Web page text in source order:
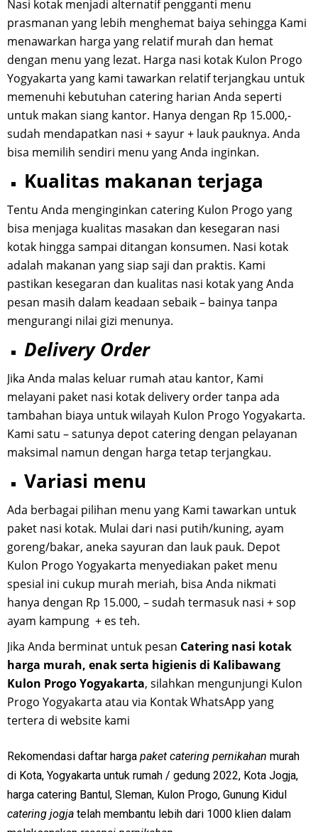
Nasi kotak menjadi alternatif pengganti menu
prasmanan yang lebih menghemat baiya sehingga Kami
menawarkan harga yang relatif murah dan hemat
dengan menu yang lezat. Harga nasi kotak Kulon Progo
Yogyakarta yang kami tawarkan relatif terjangkau untuk
memenuhi kebutuhan catering harian Anda seperti
untuk makan siang kantor. Hanya dengan Rp 15.000,-
sudah mendapatkan nasi + sayur + lauk pauknya. Anda
bisa memilih sendiri menu yang Anda inginkan.
Kualitas makanan terjaga
Tentu Anda menginginkan catering Kulon Progo yang
bisa menjaga kualitas masakan dan kesegaran nasi
kotak hingga sampai ditangan konsumen. Nasi kotak
adalah makanan yang siap saji dan praktis. Kami
pastikan kesegaran dan kualitas nasi kotak yang Anda
pesan masih dalam keadaan sebaik – bainya tanpa
mengurangi nilai gizi menunya.
Delivery Order
Jika Anda malas keluar rumah atau kantor, Kami
melayani paket nasi kotak delivery order tanpa ada
tambahan biaya untuk wilayah Kulon Progo Yogyakarta.
Kami satu – satunya depot catering dengan pelayanan
maksimal namun dengan harga tetap terjangkau.
Variasi menu
Ada berbagai pilihan menu yang Kami tawarkan untuk
paket nasi kotak. Mulai dari nasi putih/kuning, ayam
goreng/bakar, aneka sayuran dan lauk pauk. Depot
Kulon Progo Yogyakarta menyediakan paket menu
spesial ini cukup murah meriah, bisa Anda nikmati
hanya dengan Rp 15.000, – sudah termasuk nasi + sop
ayam kampung + es teh.
Jika Anda berminat untuk pesan Catering nasi kotak
harga murah, enak serta higienis di Kalibawang
Kulon Progo Yogyakarta, silahkan mengunjungi Kulon
Progo Yogyakarta atau via Kontak WhatsApp yang
tertera di website kami
Rekomendasi daftar harga paket catering pernikahan murah
di Kota, Yogyakarta untuk rumah / gedung 2022, Kota Jogja,
harga catering Bantul, Sleman, Kulon Progo, Gunung Kidul
catering jogja telah membantu lebih dari 1000 klien dalam